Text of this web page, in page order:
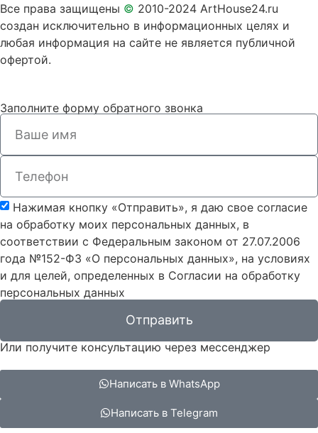
Все права защищены © 2010-2024 ArtHouse24.ru
создан исключительно в информационных целях и
любая информация на сайте не является публичной
офертой.
Заполните форму обратного звонка
Нажимая кнопку «Отправить», я даю свое согласие
на обработку моих персональных данных, в
соответствии с Федеральным законом от 27.07.2006
года №152-ФЗ «О персональных данных», на условиях
и для целей, определенных в Согласии на обработку
персональных данных
Отправить
Или получите консультацию через мессенджер
Написать в WhatsApp
Написать в Telegram